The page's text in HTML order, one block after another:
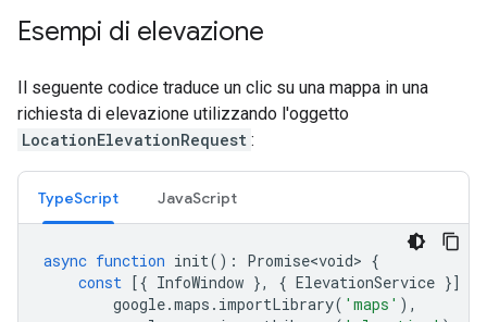
Esempi di elevazione
Il seguente codice traduce un clic su una mappa in una
richiesta di elevazione utilizzando l'oggetto
LocationElevationRequest :
TypeScript JavaScript
async function init() : Promise<void> {
const
[{ InfoWindow }, { ElevationService }]
google.maps . importLibrary( 'maps' ),